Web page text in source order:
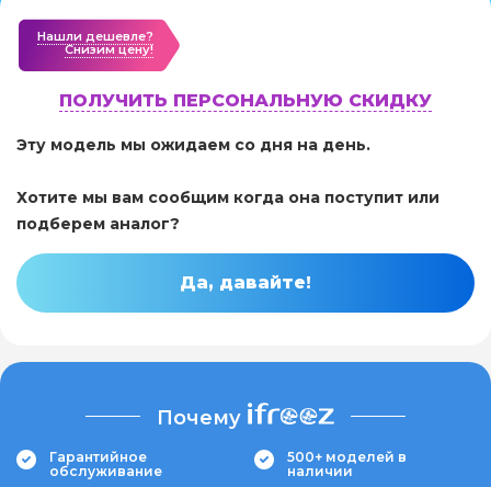
Нашли дешевле?
Cнизим цену!
ПОЛУЧИТЬ ПЕРСОНАЛЬНУЮ СКИДКУ
Эту модель мы ожидаем со дня на день.
Хотите мы вам сообщим когда она поступит или
подберем аналог?
Да, давайте!
Почему
Гарантийное
обслуживание
500+ моделей в
наличии